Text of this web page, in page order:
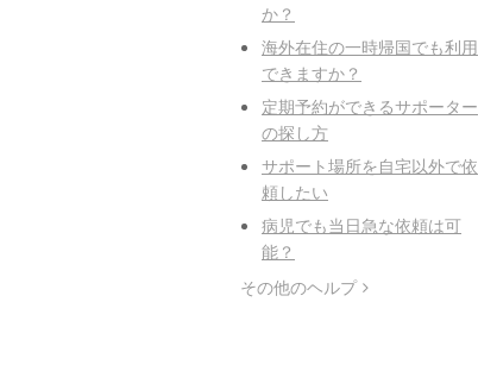
か？
海外在住の一時帰国でも利用
できますか？
定期予約ができるサポーター
の探し方
サポート場所を自宅以外で依
頼したい
病児でも当日急な依頼は可
能？
その他のヘルプ